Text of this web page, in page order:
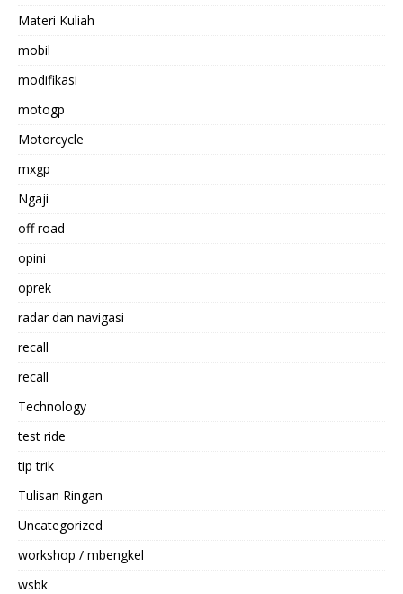
Materi Kuliah
mobil
modifikasi
motogp
Motorcycle
mxgp
Ngaji
off road
opini
oprek
radar dan navigasi
recall
recall
Technology
test ride
tip trik
Tulisan Ringan
Uncategorized
workshop / mbengkel
wsbk